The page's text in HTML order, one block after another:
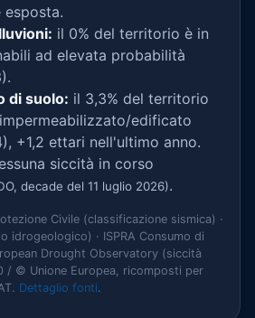
il 0% del territorio è in
ad elevata probabilità
di suolo: il 3,3% del territorio
edificato
+1,2 ettari nell'ultimo anno.
siccità in corso
decade del 11 luglio 2026).
Civile (classificazione sismica) ·
idrogeologico) · ISPRA Consumo di
Drought Observatory (siccità
/ © Unione Europea, ricomposti per
Dettaglio fonti.